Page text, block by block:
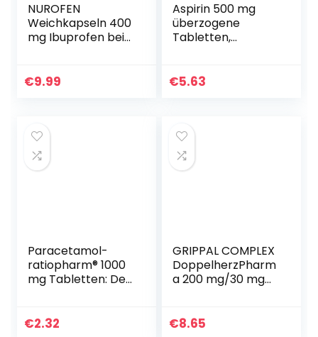
NUROFEN
Weichkapseln 400
mg Ibuprofen bei
Körper
€9.99
Aspirin 500 mg
überzogene
Tabletten,
Kopfschmerzen
€5.63
Paracetamol-
ratiopharm® 1000
mg Tabletten: Der
langanhaltend
€2.32
GRIPPAL COMPLEX
DoppelherzPharm
a 200 mg/30 mg
erkältungsbedingt
€8.65